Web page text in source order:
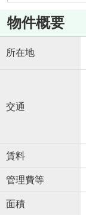
物件概要
所在地
交通
賃料
管理費等
面積